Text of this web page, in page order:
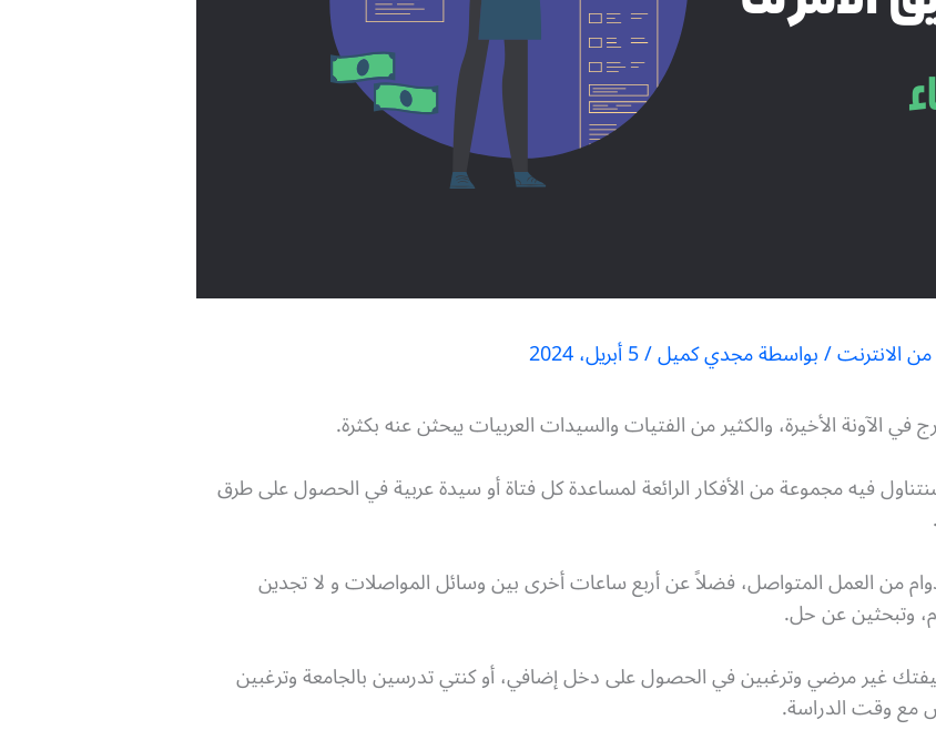
الانترنت/ بواسطةمجدي كميل/5 أبريل، 2024
الآونة الأخيرة، والكثير من الفتيات والسيدات العربيات يبحثن عنه بكثرة.
فيه مجموعة من الأفكار الرائعة لمساعدة كل فتاة أو سيدة عربية في الحصول على طرق
يومك في دوام من العمل المتواصل، فضلاً عن أربع ساعات أخرى بين وسائل المواصلات و لا تجدين
وتبحثين عن حل.
غير مرضي وترغبين في الحصول على دخل إضافي، أو كنتي تدرسين بالجامعة وترغبين
مع وقت الدراسة.